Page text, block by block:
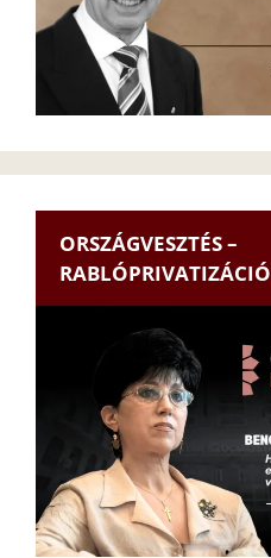
ORSZÁGVESZTÉS –
RABLÓPRIVATIZÁCIÓ